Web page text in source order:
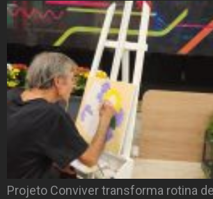
Projeto Conviver transforma rotina